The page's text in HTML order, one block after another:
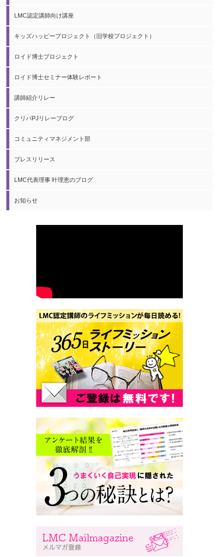
LMC認定講師向け講座
キッズハッピープロジェクト（旧学校プロジェクト）
ロイド博士プロジェクト
ロイド博士セミナー体験レポート
講師紹介リレー
クリパPJリレーブログ
コミュニティマネジメント部
プレスリリース
LMC代表理事 叶理恵のブログ
お知らせ